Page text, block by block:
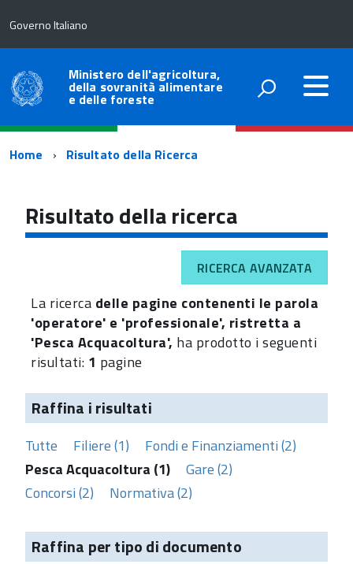
Governo Italiano
Ministero dell'agricoltura,
della sovranità alimentare
e delle foreste
Percorso
navigazione
Home Risultato della Ricerca
Risultato della ricerca
RICERCA AVANZATA
La ricerca delle pagine contenenti le parola
'operatore' e 'professionale', ristretta a
'Pesca Acquacoltura', ha prodotto i seguenti
risultati: 1 pagine
Raffina i risultati
Tutte Filiere (1)
Fondi e Finanziamenti (2)
Pesca Acquacoltura (1)
Gare (2)
Concorsi (2)
Normativa (2)
Raffina per tipo di documento